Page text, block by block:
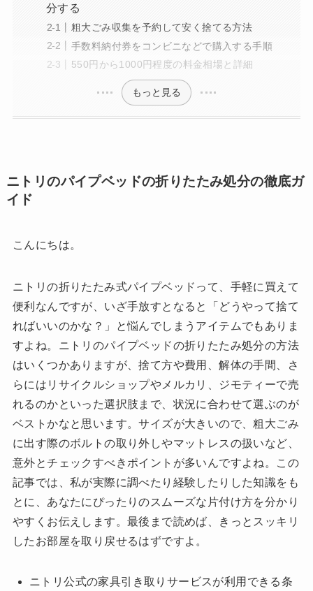
分する
粗大ごみ収集を予約して安く捨てる方法
手数料納付券をコンビニなどで購入する手順
550円から1000円程度の料金相場と詳細
もっと見る
ニトリのパイプベッドの折りたたみ処分の徹底ガ
イド
こんにちは。
ニトリの折りたたみ式パイプベッドって、手軽に買えて
便利なんですが、いざ手放すとなると「どうやって捨て
ればいいのかな？」と悩んでしまうアイテムでもありま
すよね。ニトリのパイプベッドの折りたたみ処分の方法
はいくつかありますが、捨て方や費用、解体の手間、さ
らにはリサイクルショップやメルカリ、ジモティーで売
れるのかといった選択肢まで、状況に合わせて選ぶのが
ベストかなと思います。サイズが大きいので、粗大ごみ
に出す際のボルトの取り外しやマットレスの扱いなど、
意外とチェックすべきポイントが多いんですよね。この
記事では、私が実際に調べたり経験したりした知識をも
とに、あなたにぴったりのスムーズな片付け方を分かり
やすくお伝えします。最後まで読めば、きっとスッキリ
したお部屋を取り戻せるはずですよ。
ニトリ公式の家具引き取りサービスが利用できる条